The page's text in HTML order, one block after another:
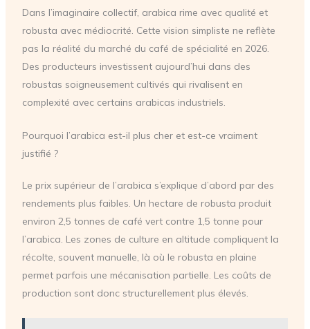
Dans l’imaginaire collectif, arabica rime avec qualité et
robusta avec médiocrité. Cette vision simpliste ne reflète
pas la réalité du marché du café de spécialité en 2026.
Des producteurs investissent aujourd’hui dans des
robustas soigneusement cultivés qui rivalisent en
complexité avec certains arabicas industriels.
Pourquoi l’arabica est-il plus cher et est-ce vraiment
justifié ?
Le prix supérieur de l’arabica s’explique d’abord par des
rendements plus faibles. Un hectare de robusta produit
environ 2,5 tonnes de café vert contre 1,5 tonne pour
l’arabica. Les zones de culture en altitude compliquent la
récolte, souvent manuelle, là où le robusta en plaine
permet parfois une mécanisation partielle. Les coûts de
production sont donc structurellement plus élevés.